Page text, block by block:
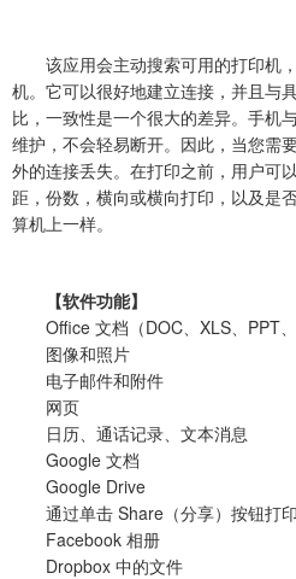
该应用会主动搜索可用的打印机
机。它可以很好地建立连接，并且与
比，一致性是一个很大的差异。手机
维护，不会轻易断开。因此，当您需
外的连接丢失。在打印之前，用户可
距，份数，横向或横向打印，以及是
算机上一样。
【软件功能】
Office 文档（DOC、XLS、PPT、
图像和照片
电子邮件和附件
网页
日历、通话记录、文本消息
Google 文档
Google Drive
通过单击 Share（分享）按钮打
Facebook 相册
Dropbox 中的文件